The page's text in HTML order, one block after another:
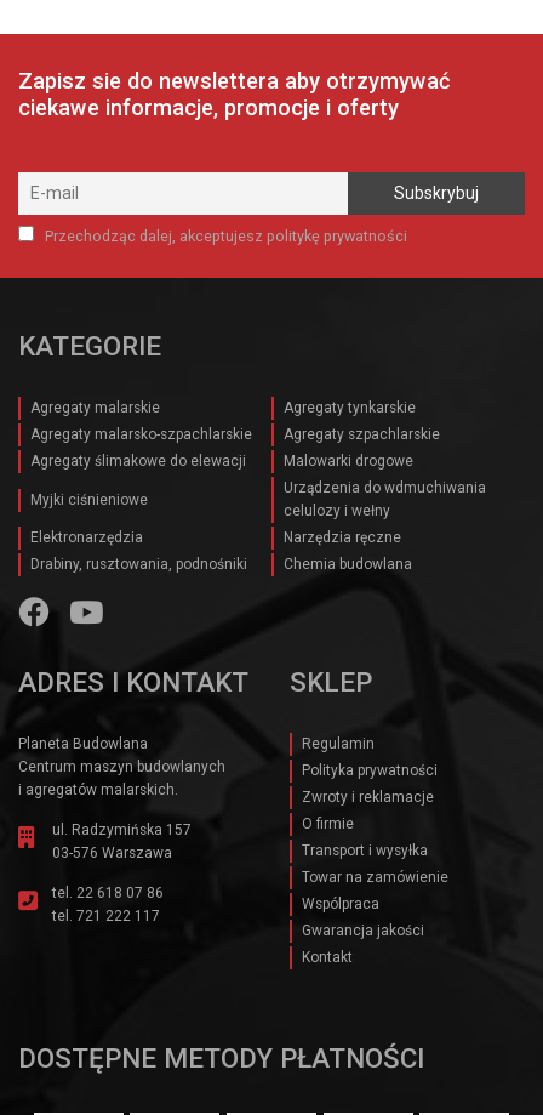
Zapisz sie do newslettera aby otrzymywać
ciekawe informacje, promocje i oferty
Przechodząc dalej, akceptujesz politykę prywatności
KATEGORIE
Agregaty malarskie
Agregaty tynkarskie
Agregaty malarsko-szpachlarskie
Agregaty szpachlarskie
Agregaty ślimakowe do elewacji
Malowarki drogowe
Myjki ciśnieniowe
Urządzenia do wdmuchiwania
celulozy i wełny
Elektronarzędzia
Narzędzia ręczne
Drabiny, rusztowania, podnośniki
Chemia budowlana
ADRES I KONTAKT
Planeta Budowlana
Centrum maszyn budowlanych
i agregatów malarskich.
ul. Radzymińska 157
03-576 Warszawa
tel. 22 618 07 86
tel. 721 222 117
SKLEP
Regulamin
Polityka prywatności
Zwroty i reklamacje
O firmie
Transport i wysyłka
Towar na zamówienie
Wspólpraca
Gwarancja jakości
Kontakt
DOSTĘPNE METODY PŁATNOŚCI